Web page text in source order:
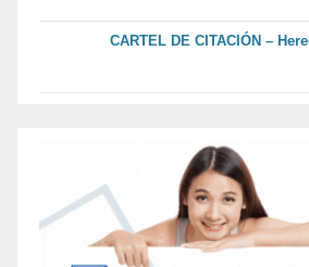
CARTEL DE CITACIÓN –